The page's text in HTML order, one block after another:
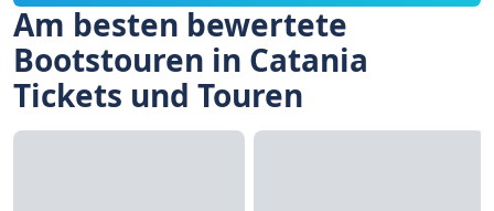
Am besten bewertete
Bootstouren in Catania
Tickets und Touren